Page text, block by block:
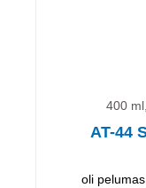
400
AT-44
oli